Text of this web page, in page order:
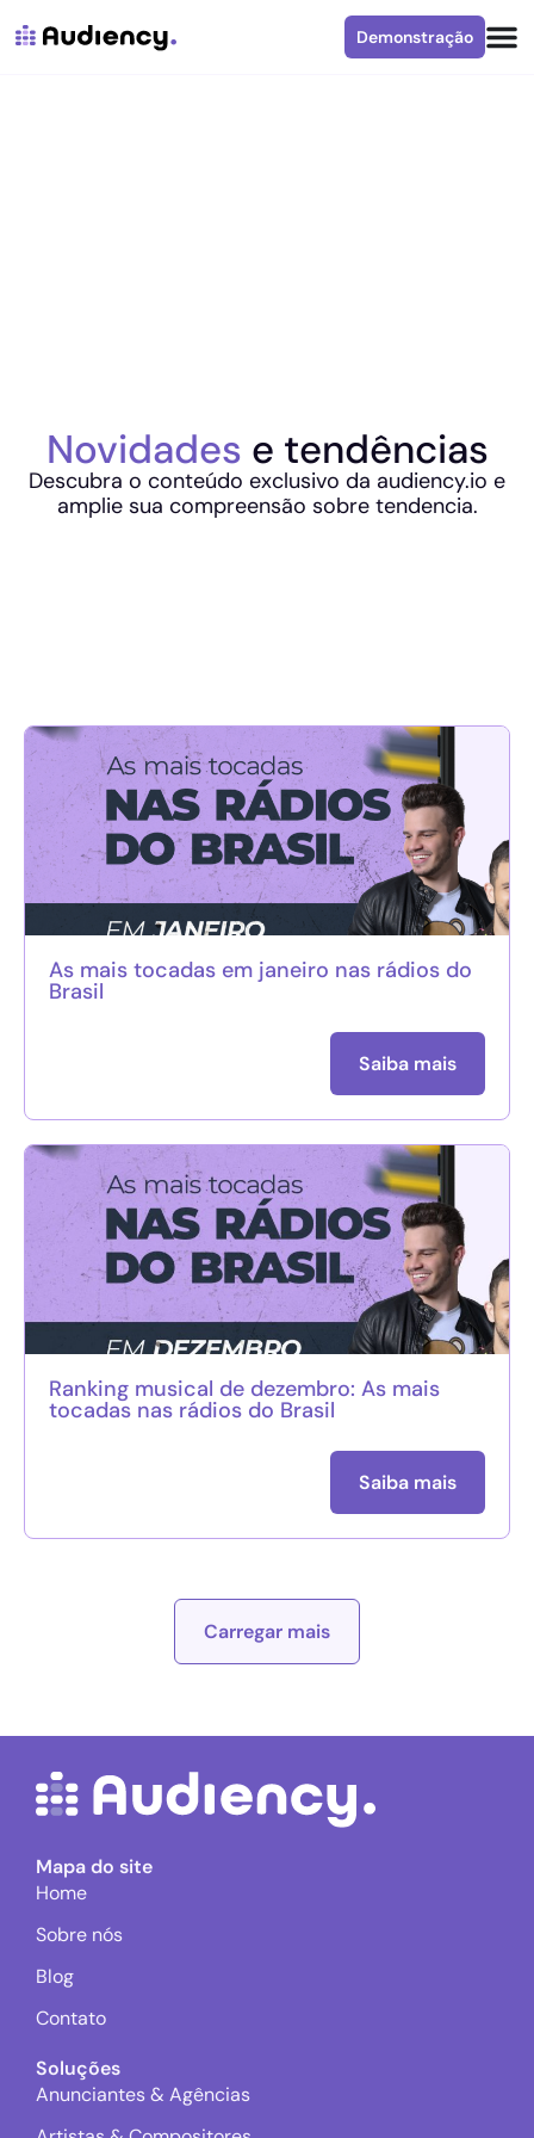
Demonstração
Novidades e tendências
Descubra o conteúdo exclusivo da audiency.io e
amplie sua compreensão sobre tendencia.
As mais tocadas em janeiro nas rádios do
Brasil
Saiba mais
Ranking musical de dezembro: As mais
tocadas nas rádios do Brasil
Saiba mais
Carregar mais
Mapa do site
Home
Sobre nós
Blog
Contato
Soluções
Anunciantes & Agências